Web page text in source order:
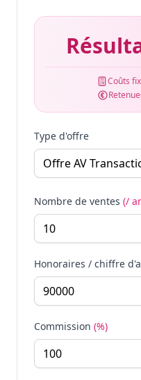
Coûts
Type d'offre
Nombre de ventes (/
Honoraires / chiffre
Commission (%)